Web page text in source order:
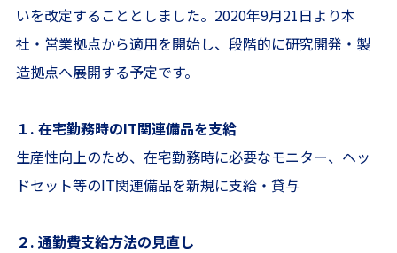
いを改定することとしました。2020年9月21日より本
社・営業拠点から適用を開始し、段階的に研究開発・製
造拠点へ展開する予定です。
１. 在宅勤務時のIT関連備品を支給
生産性向上のため、在宅勤務時に必要なモニター、ヘッ
ドセット等のIT関連備品を新規に支給・貸与
２. 通勤費支給方法の見直し